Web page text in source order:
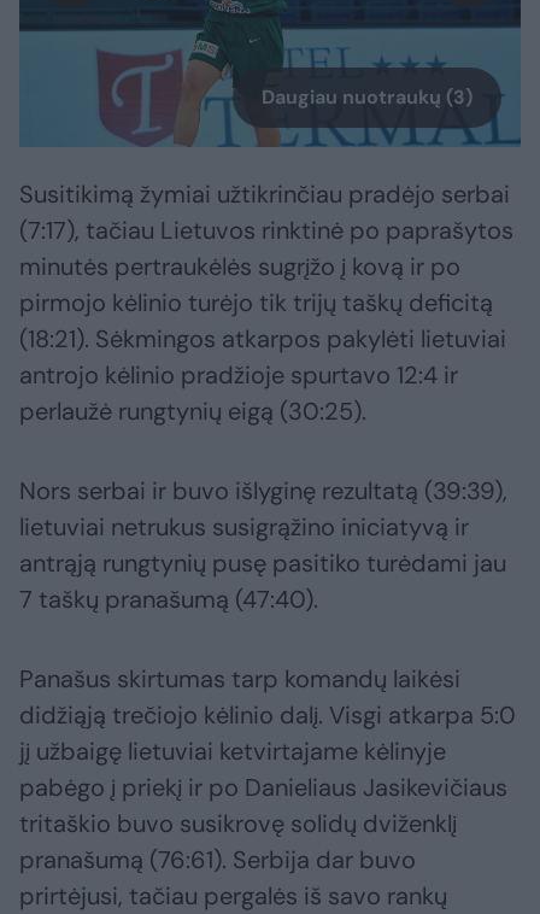
Daugiau nuotraukų (3)
Susitikimą žymiai užtikrinčiau pradėjo serbai
(7:17), tačiau Lietuvos rinktinė po paprašytos
minutės pertraukėlės sugrįžo į kovą ir po
pirmojo kėlinio turėjo tik trijų taškų deficitą
(18:21). Sėkmingos atkarpos pakylėti lietuviai
antrojo kėlinio pradžioje spurtavo 12:4 ir
perlaužė rungtynių eigą (30:25).
Nors serbai ir buvo išlyginę rezultatą (39:39),
lietuviai netrukus susigrąžino iniciatyvą ir
antrąją rungtynių pusę pasitiko turėdami jau
7 taškų pranašumą (47:40).
Panašus skirtumas tarp komandų laikėsi
didžiąją trečiojo kėlinio dalį. Visgi atkarpa 5:0
jį užbaigę lietuviai ketvirtajame kėlinyje
pabėgo į priekį ir po Danieliaus Jasikevičiaus
tritaškio buvo susikrovę solidų dviženklį
pranašumą (76:61). Serbija dar buvo
prirtėjusi, tačiau pergalės iš savo rankų